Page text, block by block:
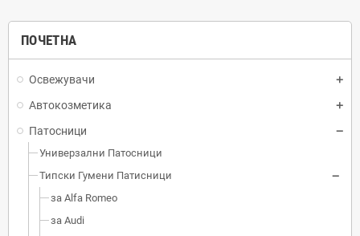
ПОЧЕТНА
Освежувачи
Автокозметика
Патосници
Универзални Патосници
Типски Гумени Патисници
за Alfa Romeo
за Audi